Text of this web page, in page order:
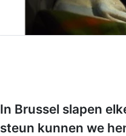
In Brussel slapen
steun kunnen we